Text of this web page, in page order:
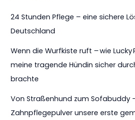
24 Stunden Pflege – eine sichere
Deutschland
Wenn die Wurfkiste ruft – wie Lucky
meine tragende Hündin sicher
brachte
Von Straßenhund zum Sofabuddy
Zahnpflegepulver unsere erste